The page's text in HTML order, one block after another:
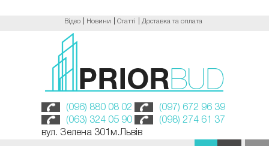
Відео Новини Статті Доставка та оплата
(096) 880 08 02
(097) 672 96 39
(063) 324 05 90
(098) 274 61 37
вул. Зелена 301м.Львів